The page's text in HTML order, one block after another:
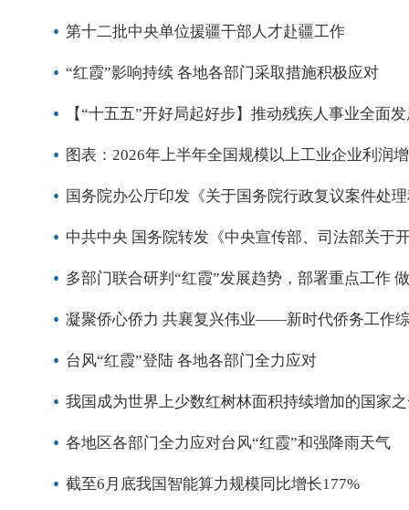
第十二批中央单位援疆干部人才赴疆工作
“红霞”影响持续 各地各部门采取措施积极应对
【“十五五”开好局起好步】推动残疾人事业全面
图表：2026年上半年全国规模以上工业企业利润
国务院办公厅印发《关于国务院行政复议案件处
中共中央 国务院转发《中央宣传部、司法部关于
多部门联合研判“红霞”发展趋势，部署重点工作
凝聚侨心侨力 共襄复兴伟业——新时代侨务工作
台风“红霞”登陆 各地各部门全力应对
我国成为世界上少数红树林面积持续增加的国家
各地区各部门全力应对台风“红霞”和强降雨天气
截至6月底我国智能算力规模同比增长177%